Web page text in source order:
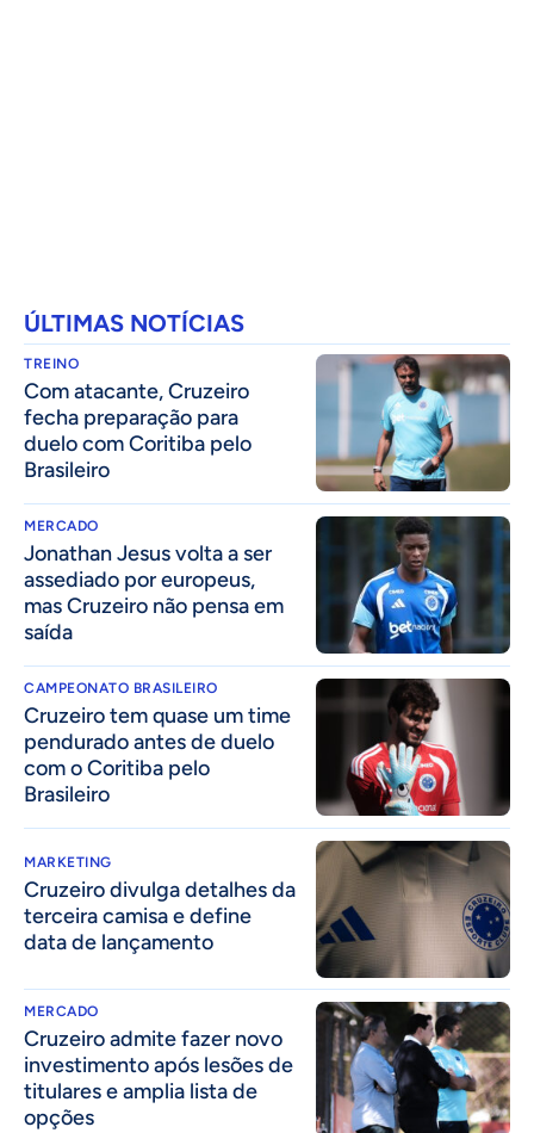
ÚLTIMAS NOTÍCIAS
TREINO
Com atacante, Cruzeiro
fecha preparação para
duelo com Coritiba pelo
Brasileiro
MERCADO
Jonathan Jesus volta a ser
assediado por europeus,
mas Cruzeiro não pensa em
saída
CAMPEONATO BRASILEIRO
Cruzeiro tem quase um time
pendurado antes de duelo
com o Coritiba pelo
Brasileiro
MARKETING
Cruzeiro divulga detalhes da
terceira camisa e define
data de lançamento
MERCADO
Cruzeiro admite fazer novo
investimento após lesões de
titulares e amplia lista de
opções